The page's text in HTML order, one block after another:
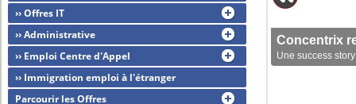
Concentrix
Une success
›› Offres IT
›› Administrative
›› Emploi Centre d'Appel
›› Immigration emploi à l'étranger
Parcourir les Offres